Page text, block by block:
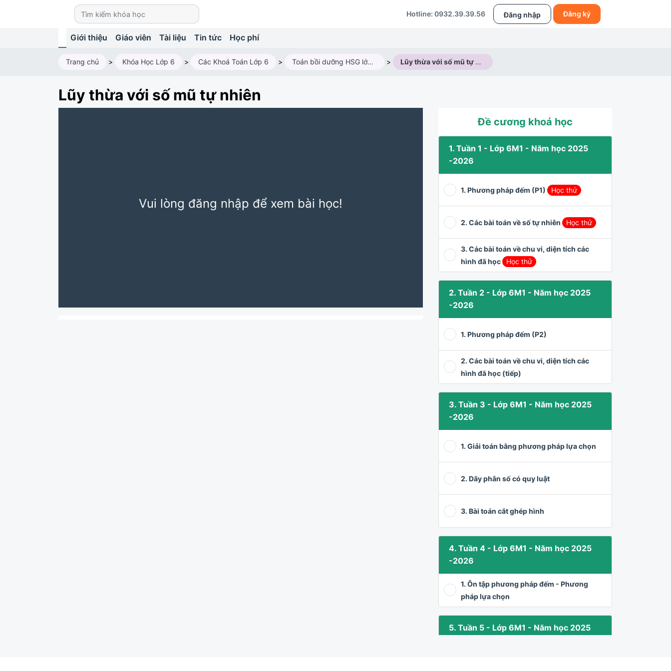
Hotline: 0932.39.39.56 Đăng nhập Đăng ký
Giới thiệu Giáo viên Tài liệu Tin tức Học phí
Trang chủ > Khóa Học Lớp 6 > Các Khoá Toán Lớp 6 > Toán bồi dưỡng HSG lớp 6M1 (2025 - 2026) > Lũy thừa với số mũ tự nhiên
Lũy thừa với số mũ tự nhiên
Vui lòng đăng nhập để xem bài học!
Đề cương khoá học
1. Tuần 1 - Lớp 6M1 - Năm học 2025
-2026
1. Phương pháp đếm (P1) Học thử
2. Các bài toán về số tự nhiên Học thử
3. Các bài toán về chu vi, diện tích các
hình đã học
Học thử
2. Tuần 2 - Lớp 6M1 - Năm học 2025
-2026
1. Phương pháp đếm (P2)
2. Các bài toán về chu vi, diện tích các
hình đã học (tiếp)
3. Tuần 3 - Lớp 6M1 - Năm học 2025
-2026
1. Giải toán bằng phương pháp lựa chọn
2. Dãy phân số có quy luật
3. Bài toán cắt ghép hình
4. Tuần 4 - Lớp 6M1 - Năm học 2025
-2026
1. Ôn tập phương pháp đếm - Phương
pháp lựa chọn
5. Tuần 5 - Lớp 6M1 - Năm học 2025